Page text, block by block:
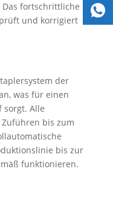
fortschrittliche
und korrigiert
der
was für einen
sorgt. Alle
Zuführen bis zum
bis zur
funktionieren.